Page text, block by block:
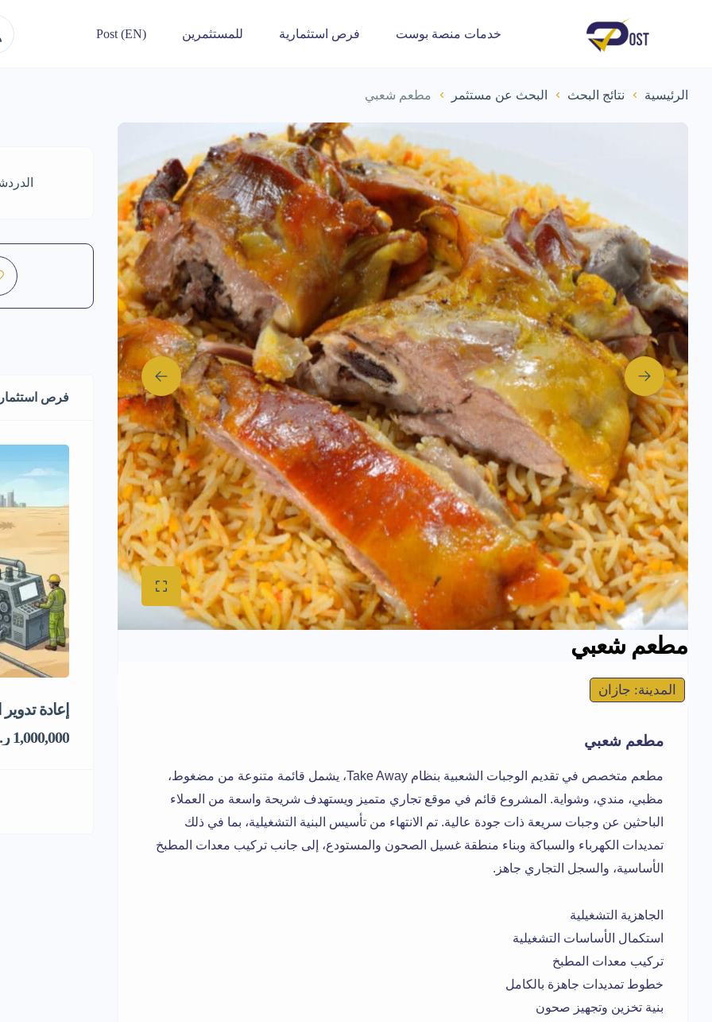
خدمات منصة بوست فرص استثمارية للمستثمرين Post (EN)
الرئيسية نتائج البحث البحث عن مستثمر مطعم شعبي
مطعم شعبي
المدينة: جازان
مطعم شعبي
مطعم متخصص في تقديم الوجبات الشعبية بنظام Take Away، يشمل قائمة متنوعة من مضغوط،
مظبي، مندي، وشواية. المشروع قائم في موقع تجاري متميز ويستهدف شريحة واسعة من العملاء
الباحثين عن وجبات سريعة ذات جودة عالية. تم الانتهاء من تأسيس البنية التشغيلية، بما في ذلك
تمديدات الكهرباء والسباكة وبناء منطقة غسيل الصحون والمستودع، إلى جانب تركيب معدات المطبخ
الأساسية، والسجل التجاري جاهز.
الجاهزية التشغيلية
استكمال الأساسات التشغيلية
تركيب معدات المطبخ
خطوط تمديدات جاهزة بالكامل
بنية تخزين وتجهيز صحون
فرص
إعادة
1,000,000 ر.س